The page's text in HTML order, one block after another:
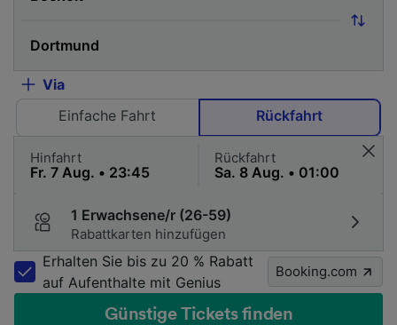
Via
Einfache Fahrt
Rückfahrt
Hinfahrt Rückfahrt
1 Erwachsene/r (26-59)
Rabattkarten hinzufügen
Erhalten Sie bis zu 20 % Rabatt
auf Aufenthalte mit Genius
Booking.com
Günstige Tickets finden